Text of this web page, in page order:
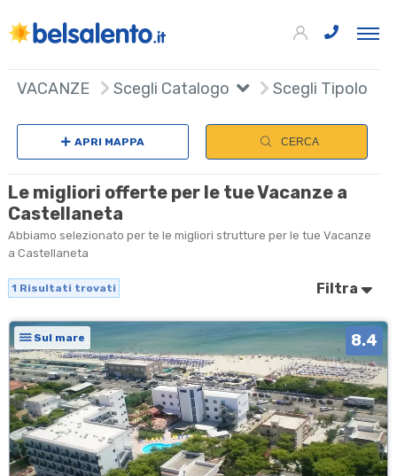
VACANZE Scegli Catalogo Scegli Tipologia
APRI MAPPA CERCA
Le migliori offerte per le tue Vacanze a
Castellaneta
Abbiamo selezionato per te le migliori strutture per le tue Vacanze
a Castellaneta
1 Risultati trovati Filtra
Sul mare 8.4
+